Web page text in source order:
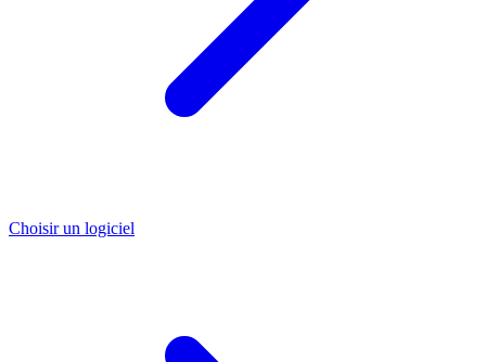
Choisir un logiciel